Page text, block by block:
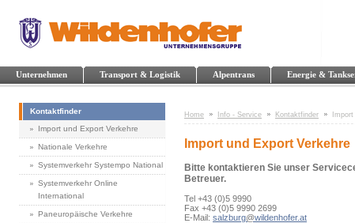
Unternehmen Transport & Logistik Alpentrans Energie &
Kontaktfinder
Import und Export Verkehre
Nationale Verkehre
Systemverkehr Systempo National
Systemverkehr Online
International
Paneuropäische Verkehre
Home Info - Service Kontaktfinder
Import und Export Verkehre
Bitte kontaktieren Sie unser
Betreuer.
Tel +43 (0)5 9990
Fax +43 (0)5 9990 2699
E-Mail: salzburg@wildenhofer.at